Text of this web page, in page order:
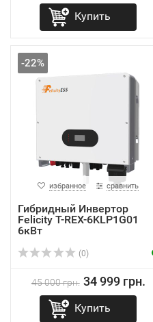
Купить
-22%
избранное сравнить
Гибридный Инвертор
Felicity T-REX-6KLP1G01
6кВт
(0)
45 000 грн. 34 999 грн.
Купить